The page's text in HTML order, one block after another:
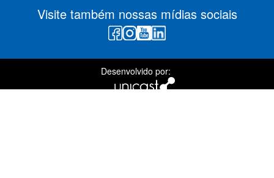
Visite também nossas mídias sociais
Desenvolvido por: